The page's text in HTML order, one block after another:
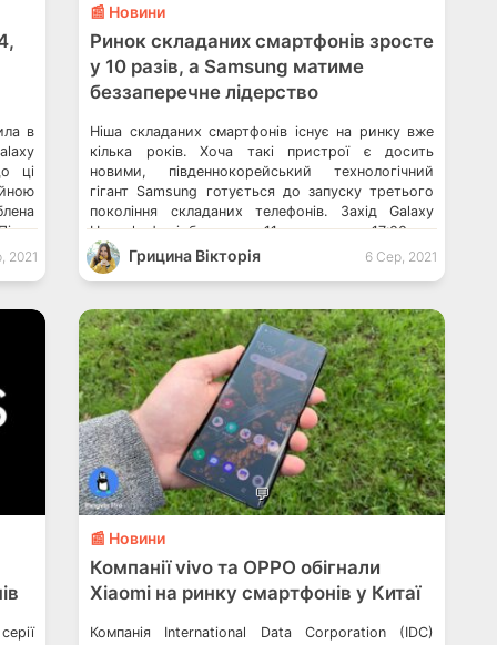
в
ці
2021
📰 Новини
Ринок складаних смартфонів зросте
у 10 разів, а Samsung матиме
беззаперечне лідерство
Ніша складаних смартфонів існує на ринку вже
кілька років. Хоча такі пристрої є досить
новими, південнокорейський технологічний
гігант Samsung готується до запуску третього
покоління складаних телефонів. Захід Galaxy
Unpacked відбудеться 11 серпня о 17:00 за
київським часом. Очікується, що прийдешні
пристрої від Samsung матимуть покращений
ціною. Завдяки значним поліпшенням і […]
Грицина Вікторія 6 Сер, 2021
💬
📰 Новини
Компанії vivo та OPPO обігнали
Xiaomi на ринку смартфонів у Китаї
Компанія International Data Corporation (IDC)